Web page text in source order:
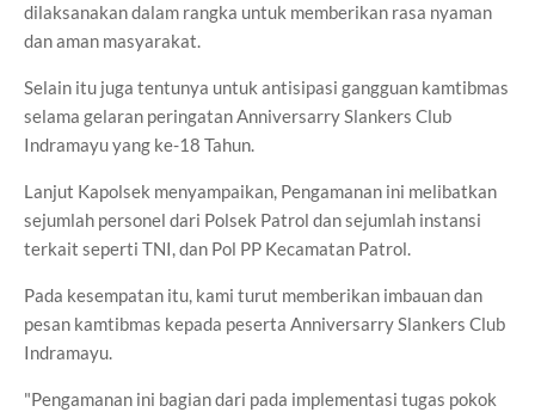
dilaksanakan dalam rangka untuk memberikan rasa nyaman
dan aman masyarakat.
Selain itu juga tentunya untuk antisipasi gangguan kamtibmas
selama gelaran peringatan Anniversarry Slankers Club
Indramayu yang ke-18 Tahun.
Lanjut Kapolsek menyampaikan, Pengamanan ini melibatkan
sejumlah personel dari Polsek Patrol dan sejumlah instansi
terkait seperti TNI, dan Pol PP Kecamatan Patrol.
Pada kesempatan itu, kami turut memberikan imbauan dan
pesan kamtibmas kepada peserta Anniversarry Slankers Club
Indramayu.
"Pengamanan ini bagian dari pada implementasi tugas pokok